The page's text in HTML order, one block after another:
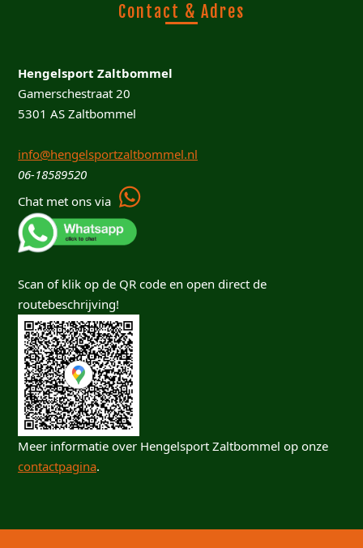
Contact & Adres
Hengelsport Zaltbommel
Gamerschestraat 20
5301 AS Zaltbommel
info@hengelsportzaltbommel.nl
06-18589520
Chat met ons via
Scan of klik op de QR code en open direct de
routebeschrijving!
Meer informatie over Hengelsport Zaltbommel op onze
contactpagina.